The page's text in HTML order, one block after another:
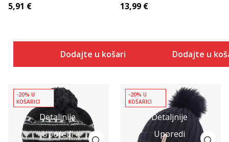
5,91 €
Dodajte u košaricu
13,99 €
Dodajte u
Detaljnije
Uporedi
-20% U
KOŠARICI
Detaljnije
Uporedi
-20% U
KOŠARICI